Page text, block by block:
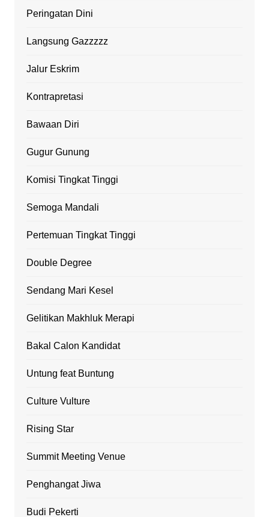
Peringatan Dini
Langsung Gazzzzz
Jalur Eskrim
Kontrapretasi
Bawaan Diri
Gugur Gunung
Komisi Tingkat Tinggi
Semoga Mandali
Pertemuan Tingkat Tinggi
Double Degree
Sendang Mari Kesel
Gelitikan Makhluk Merapi
Bakal Calon Kandidat
Untung feat Buntung
Culture Vulture
Rising Star
Summit Meeting Venue
Penghangat Jiwa
Budi Pekerti